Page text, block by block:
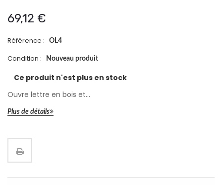
69,12 €
Référence : OL4
Condition : Nouveau produit
Ce produit n'est plus en stock
Ouvre lettre en bois et...
Plus de détails